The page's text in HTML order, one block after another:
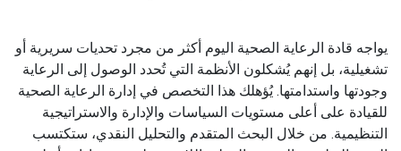
يواجه قادة الرعاية الصحية اليوم أكثر من مجرد تحديات سريرية أو
تشغيلية، بل إنهم يُشكلون الأنظمة التي تُحدد الوصول إلى الرعاية
وجودتها واستدامتها. يُؤهلك هذا التخصص في إدارة الرعاية الصحية
للقيادة على أعلى مستويات السياسات والإدارة والاستراتيجية
التنظيمية. من خلال البحث المتقدم والتحليل النقدي، ستكتسب